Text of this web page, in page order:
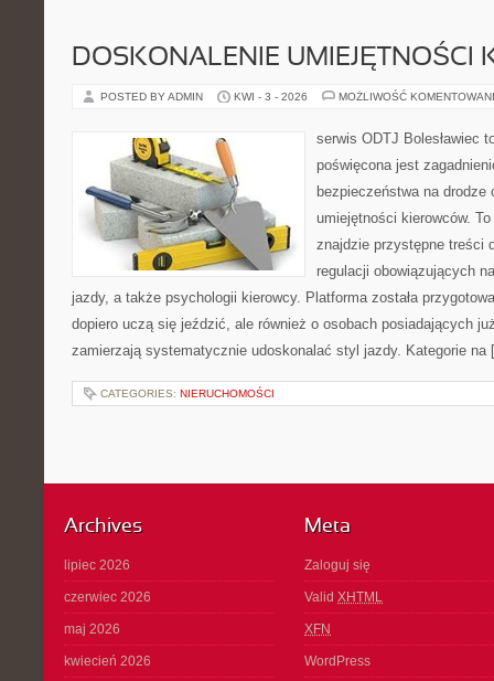
DOSKONALENIE UMIEJĘTNOŚCI
POSTED BY ADMIN KWI - 3 - 2026 MOŻLIWOŚĆ
serwis ODTJ Bolesławiec
poświęcona jest
bezpieczeństwa na drodze
umiejętności kierowców.
znajdzie przystępne treści
regulacji obowiązujących
jazdy, a także psychologii kierowcy. Platforma została
dopiero uczą się jeździć, ale również o osobach posiadających
zamierzają systematycznie udoskonalać styl jazdy. Kategorie
CATEGORIES: NIERUCHOMOŚCI
Archives
lipiec 2026
czerwiec 2026
maj 2026
kwiecień 2026
Meta
Zaloguj się
Valid XHTML
XFN
WordPress